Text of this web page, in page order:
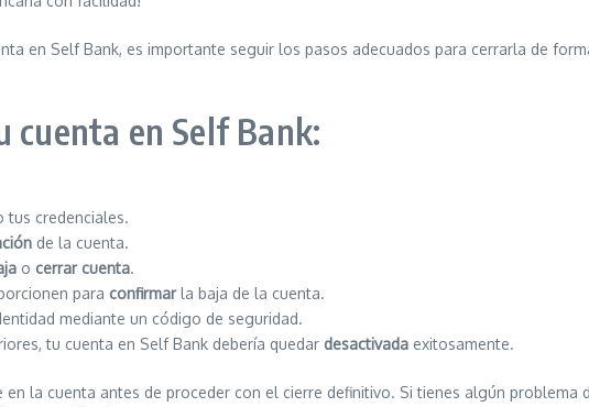
en Self Bank, es importante seguir los pasos adecuados para cerrarla de
cuenta en Self Bank:
tus credenciales.
de la cuenta.
o cerrar cuenta.
para confirmarla baja de la cuenta.
mediante un código de seguridad.
tu cuenta en Self Bank debería quedar desactivada exitosamente.
la cuenta antes de proceder con el cierre definitivo. Si tienes algún